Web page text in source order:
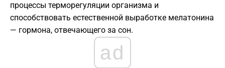
процессы терморегуляции организма и
способствовать естественной выработке мелатонина
— гормона, отвечающего за сон.
ad